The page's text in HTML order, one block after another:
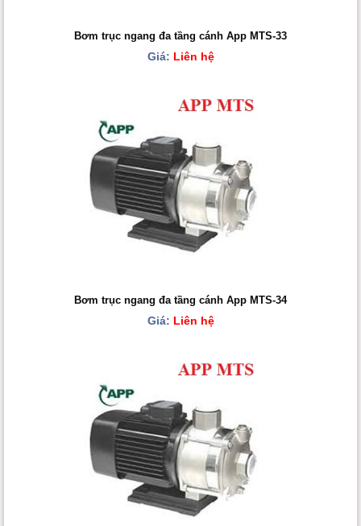
Bơm trục ngang đa tầng cánh App MTS-33
Giá: Liên hệ
Bơm trục ngang đa tầng cánh App MTS-34
Giá: Liên hệ